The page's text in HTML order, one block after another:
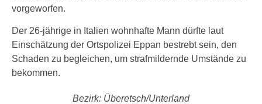
vorgeworfen.
Der 26-jährige in Italien wohnhafte Mann dürfte laut
Einschätzung der Ortspolizei Eppan bestrebt sein, den
Schaden zu begleichen, um strafmildernde Umstände zu
bekommen.
Bezirk: Überetsch/Unterland